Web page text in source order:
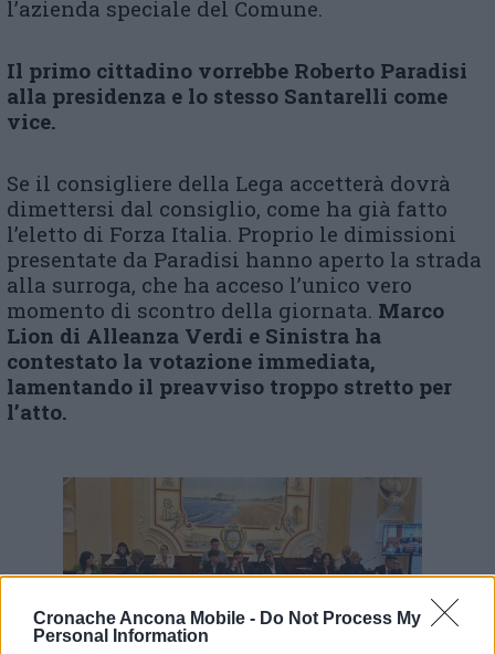
Cronache Ancona Mobile - Do Not Process My
Personal Information
l’azienda speciale del Comune.
Il primo cittadino vorrebbe Roberto Paradisi
alla presidenza e lo stesso Santarelli come
vice.
Se il consigliere della Lega accetterà dovrà
dimettersi dal consiglio, come ha già fatto
l’eletto di Forza Italia. Proprio le dimissioni
presentate da Paradisi hanno aperto la strada
alla surroga, che ha acceso l’unico vero
momento di scontro della giornata. Marco
Lion di Alleanza Verdi e Sinistra ha
contestato la votazione immediata,
lamentando il preavviso troppo stretto per
l’atto.